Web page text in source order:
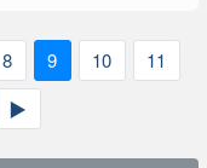
8 9 10
11
▶